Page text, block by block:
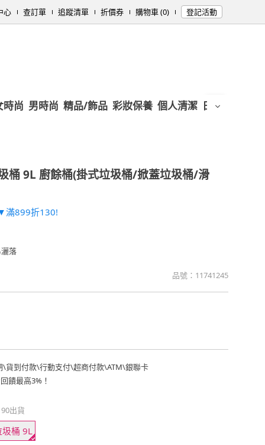
心 查訂單 追蹤清單 折價券 購物車 (0) 登記活動
時尚 男時尚 精品/飾品 彩妝保養 個人清潔 日用/紙品
桶 9L 廚餘桶(掛式垃圾桶/掀蓋垃圾桶/滑
滿899折130!
落
品號： 11741245
\貨到付款\行動支付\超商付款\ATM\銀聯卡
饋最高3%！
出貨
桶 9L